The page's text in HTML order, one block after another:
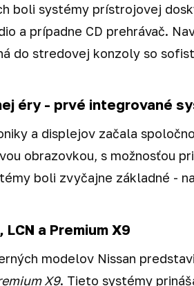
boli systémy prístrojovej
a prípadne CD prehrávač.
do stredovej konzoly so
éry - prvé integrované
a displejov začala
obrazovkou, s možnosťou
boli zvyčajne základné -
a Premium X9
modelov Nissan
X9. Tieto systémy